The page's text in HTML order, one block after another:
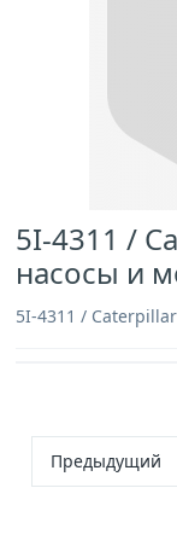
5I-4311 /
насосы и
5I-4311 /
Предыдущий